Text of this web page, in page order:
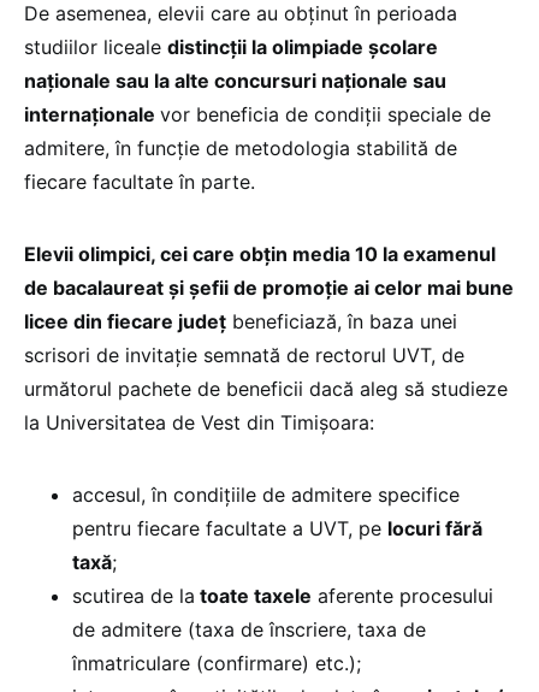
De asemenea, elevii care au obținut în perioada
studiilor liceale distincții la olimpiade școlare
naționale sau la alte concursuri naționale sau
internaționale vor beneficia de condiții speciale de
admitere, în funcție de metodologia stabilită de
fiecare facultate în parte.
Elevii olimpici, cei care obțin media 10 la examenul
de bacalaureat și șefii de promoție ai celor mai bune
licee din fiecare județ beneficiază, în baza unei
scrisori de invitație semnată de rectorul UVT, de
următorul pachete de beneficii dacă aleg să studieze
la Universitatea de Vest din Timișoara:
accesul, în condițiile de admitere specifice
pentru fiecare facultate a UVT, pe locuri fără
taxă;
scutirea de la toate taxele aferente procesului
de admitere (taxa de înscriere, taxa de
înmatriculare (confirmare) etc.);